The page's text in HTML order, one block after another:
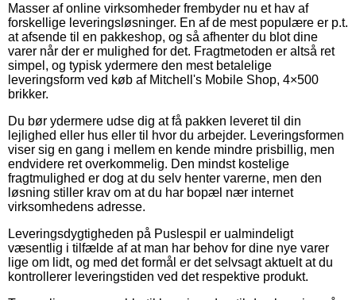
Masser af online virksomheder frembyder nu et hav af
forskellige leveringsløsninger. En af de mest populære er p.t.
at afsende til en pakkeshop, og så afhenter du blot dine
varer når der er mulighed for det. Fragtmetoden er altså ret
simpel, og typisk ydermere den mest betalelige
leveringsform ved køb af Mitchell's Mobile Shop, 4×500
brikker.
Du bør ydermere udse dig at få pakken leveret til din
lejlighed eller hus eller til hvor du arbejder. Leveringsformen
viser sig en gang i mellem en kende mindre prisbillig, men
endvidere ret overkommelig. Den mindst kostelige
fragtmulighed er dog at du selv henter varerne, men den
løsning stiller krav om at du har bopæl nær internet
virksomhedens adresse.
Leveringsdygtigheden på Puslespil er ualmindeligt
væsentlig i tilfælde af at man har behov for dine nye varer
lige om lidt, og med det formål er det selvsagt aktuelt at du
kontrollerer leveringstiden ved det respektive produkt.